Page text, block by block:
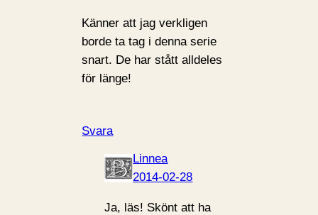
Känner att jag verkligen
borde ta tag i denna serie
snart. De har stått alldeles
för länge!
Svara
Linnea
2014-02-28
Ja, läs! Skönt att ha